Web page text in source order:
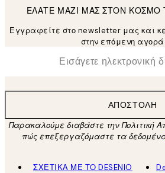
ΕΛΑΤΕ ΜΑΖΙ ΜΑΣ ΣΤΟΝ ΚΟΣΜΟ
Εγγραφείτε στο newsletter μας και
στην επόμενη
Ηλεκτρονική Διεύθυνση
ΑΠΟΣΤΟΛΉ
Παρακαλούμε διαβάστε την Πολιτική
πώς επεξεργαζόμαστε τα
ΣΧΕΤΙΚΑ ΜΕ ΤΟ DESENIO